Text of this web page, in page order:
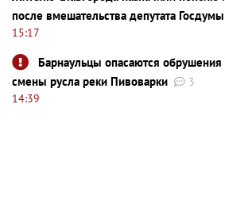
после вмешательства депутата Госдумы
15:17
Барнаульцы опасаются
смены русла реки Пивоварки
3
14:39